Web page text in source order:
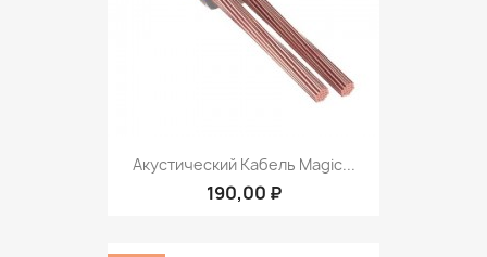
Акустический Кабель Magic...
190,00 ₽